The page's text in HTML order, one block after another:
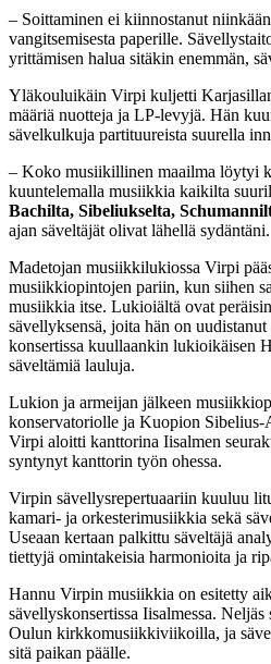
– Soittaminen ei kiinnostanut
vangitsemisesta paperille.
yrittämisen halua sitäkin enemmän,
Yläkouluikäin Virpi kuljetti
määriä nuotteja ja LP-levyjä. Hän
sävelkulkuja partituureista suurella
– Koko musiikillinen maailma löytyi
kuuntelemalla musiikkia kaikilta
Bachilta, Sibeliukselta,
ajan säveltäjät olivat lähellä sydäntäni.
Madetojan musiikkilukiossa Virpi
musiikkiopintojen pariin, kun siihen
musiikkia itse. Lukioiältä ovat
sävellyksensä, joita hän on
konsertissa kuullaankin lukioikäisen
säveltämiä lauluja.
Lukion ja armeijan jälkeen
konservatoriolle ja Kuopion Sibelius-
Virpi aloitti kanttorina Iisalmen
syntynyt kanttorin työn ohessa.
Virpin sävellysrepertuaariin kuuluu
kamari- ja orkesterimusiikkia sekä
Useaan kertaan palkittu säveltäjä
tiettyjä omintakeisia harmonioita ja
Hannu Virpin musiikkia on esitetty
sävellyskonsertissa Iisalmessa.
Oulun kirkkomusiikkiviikoilla, ja
sitä paikan päälle.